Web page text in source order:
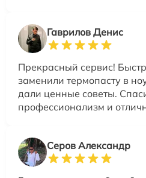
Гаврилов Денис
Прекрасный сервис!
заменили термопасту в
дали ценные советы.
профессионализм и
Серов Александр